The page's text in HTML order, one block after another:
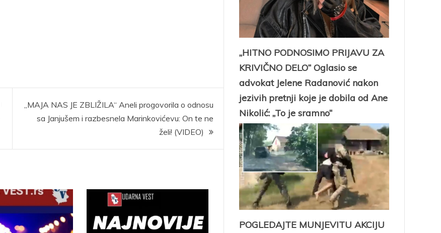
„MAJA NAS JE ZBLIŽILA“ Aneli progovorila o odnosu
sa Janjušem i razbesnela Marinkovićevu: On te ne
želi! (VIDEO)
„HITNO PODNOSIMO PRIJAVU ZA
KRIVIČNO DELO“ Oglasio se
advokat Jelene Radanović nakon
jezivih pretnji koje je dobila od Ane
Nikolić: „To je sramno“
POGLEDAJTE MUNJEVITU AKCIJU